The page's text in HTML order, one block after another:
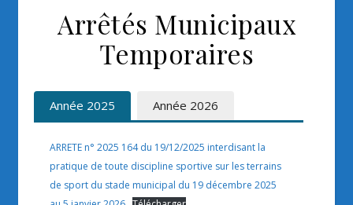
Arrêtés Municipaux
Temporaires
Année 2025 Année 2026
ARRETE n° 2025 164 du 19/12/2025 interdisant la
pratique de toute discipline sportive sur les terrains
de sport du stade municipal du 19 décembre 2025